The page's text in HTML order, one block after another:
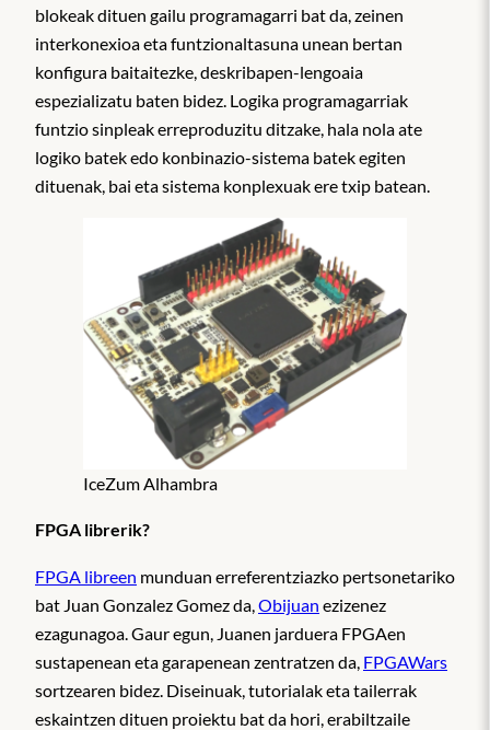
blokeak dituen gailu programagarri bat da, zeinen
interkonexioa eta funtzionaltasuna unean bertan
konfigura baitaitezke, deskribapen-lengoaia
espezializatu baten bidez. Logika programagarriak
funtzio sinpleak erreproduzitu ditzake, hala nola ate
logiko batek edo konbinazio-sistema batek egiten
dituenak, bai eta sistema konplexuak ere txip batean.
IceZum Alhambra
FPGA librerik?
FPGA libreen munduan erreferentziazko pertsonetariko
bat Juan Gonzalez Gomez da, Obijuan ezizenez
ezagunagoa. Gaur egun, Juanen jarduera FPGAen
sustapenean eta garapenean zentratzen da, FPGAWars
sortzearen bidez. Diseinuak, tutorialak eta tailerrak
eskaintzen dituen proiektu bat da hori, erabiltzaile